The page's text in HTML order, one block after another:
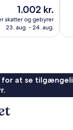
Prisen
er
1.002 kr.
1.002 kr.
skatter og gebyrer
23. aug. - 24. aug.
for at se